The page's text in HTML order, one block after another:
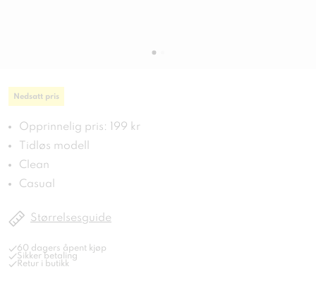
Nedsatt pris
Opprinnelig pris: 199 kr
Tidløs modell
Clean
Casual
Størrelsesguide
60 dagers åpent kjøp
Sikker betaling
Retur i butikk